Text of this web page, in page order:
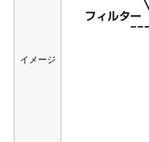
イメージ